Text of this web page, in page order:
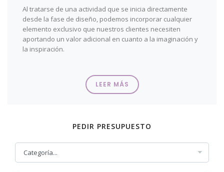
Al tratarse de una actividad que se inicia directamente
desde la fase de diseño, podemos incorporar cualquier
elemento exclusivo que nuestros clientes necesiten
aportando un valor adicional en cuanto a la imaginación y
la inspiración.
LEER MÁS
PEDIR PRESUPUESTO